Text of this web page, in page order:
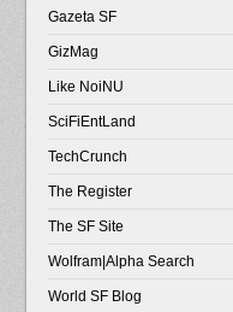
Gazeta SF
GizMag
Like NoiNU
SciFiEntLand
TechCrunch
The Register
The SF Site
Wolfram|Alpha Search
World SF Blog